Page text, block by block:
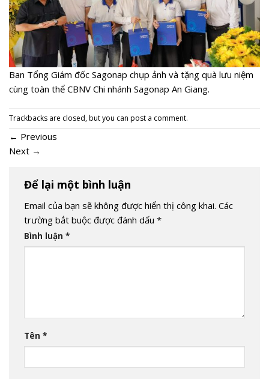
Ban Tổng Giám đốc Sagonap chụp ảnh và tặng quà lưu niệm
cùng toàn thể CBNV Chi nhánh Sagonap An Giang.
Trackbacks are closed, but you can post a comment.
← Previous
Next →
Để lại một bình luận
Email của bạn sẽ không được hiển thị công khai. Các
trường bắt buộc được đánh dấu *
Bình luận *
Tên *